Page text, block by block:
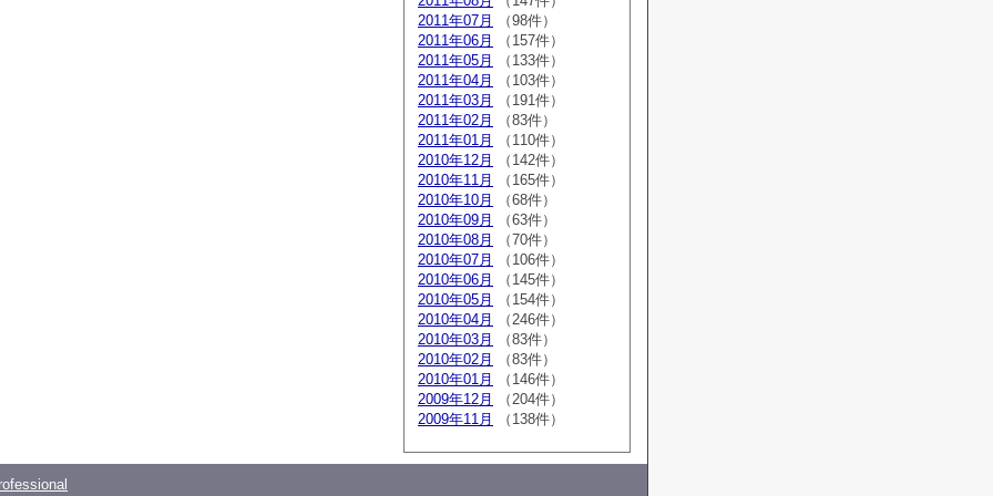
2011年07月
（98件）
2011年06月
（157件）
2011年05月
（133件）
2011年04月
（103件）
2011年03月
（191件）
2011年02月
（83件）
2011年01月
（110件）
2010年12月
（142件）
2010年11月
（165件）
2010年10月
（68件）
2010年09月
（63件）
2010年08月
（70件）
2010年07月
（106件）
2010年06月
（145件）
2010年05月
（154件）
2010年04月
（246件）
2010年03月
（83件）
2010年02月
（83件）
2010年01月
（146件）
2009年12月
（204件）
2009年11月
（138件）